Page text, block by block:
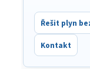
Řešit plyn
Kontakt